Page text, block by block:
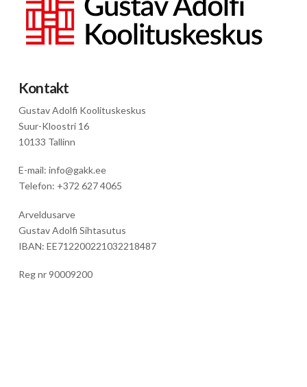
Kontakt
Gustav Adolfi Koolituskeskus
Suur-Kloostri 16
10133 Tallinn
E-mail: info@gakk.ee
Telefon: +372 627 4065
Arveldusarve
Gustav Adolfi Sihtasutus
IBAN: EE712200221032218487
Reg nr 90009200